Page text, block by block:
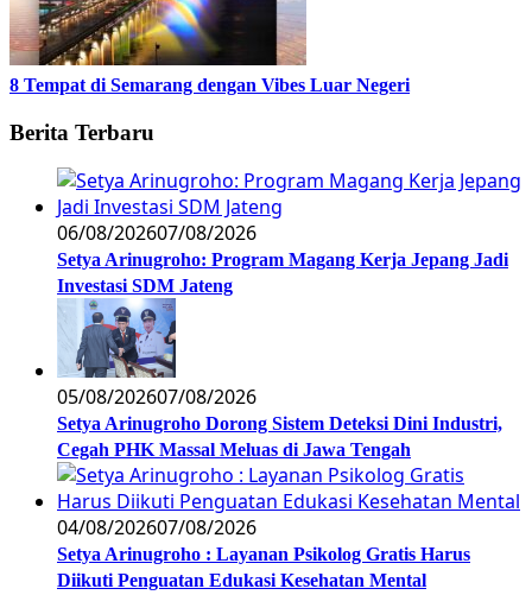
8 Tempat di Semarang dengan Vibes Luar Negeri
Berita Terbaru
06/08/202607/08/2026
Setya Arinugroho: Program Magang Kerja Jepang Jadi
Investasi SDM Jateng
05/08/202607/08/2026
Setya Arinugroho Dorong Sistem Deteksi Dini Industri,
Cegah PHK Massal Meluas di Jawa Tengah
04/08/202607/08/2026
Setya Arinugroho : Layanan Psikolog Gratis Harus
Diikuti Penguatan Edukasi Kesehatan Mental